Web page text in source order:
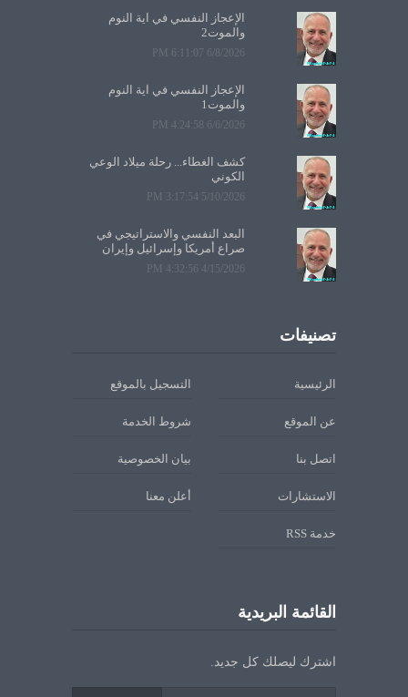
الإعجاز النفسي في آية النوم
والموت2
6/8/2026 6:11:07 PM
الإعجاز النفسي في آية النوم
والموت1
6/6/2026 4:24:58 PM
كشف الغطاء... رحلة ميلاد الوعي
الكوني
5/10/2026 3:17:54 PM
البعد النفسي والاستراتيجي في
صراع أمريكا وإسرائيل وإيران
4/15/2026 4:32:56 PM
تصنيفات
الرئيسية التسجيل بالموقع
عن الموقع شروط الخدمة
اتصل بنا بيان الخصوصية
الاستشارات أعلن معنا
خدمة RSS
القائمة البريدية
اشترك ليصلك كل جديد.